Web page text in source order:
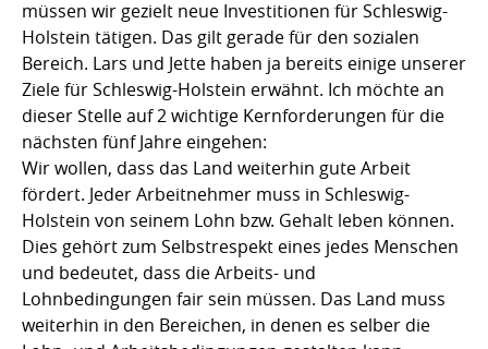
müssen wir gezielt neue Investitionen für Schleswig-
Holstein tätigen. Das gilt gerade für den sozialen
Bereich. Lars und Jette haben ja bereits einige unserer
Ziele für Schleswig-Holstein erwähnt. Ich möchte an
dieser Stelle auf 2 wichtige Kernforderungen für die
nächsten fünf Jahre eingehen:
Wir wollen, dass das Land weiterhin gute Arbeit
fördert. Jeder Arbeitnehmer muss in Schleswig-
Holstein von seinem Lohn bzw. Gehalt leben können.
Dies gehört zum Selbstrespekt eines jedes Menschen
und bedeutet, dass die Arbeits- und
Lohnbedingungen fair sein müssen. Das Land muss
weiterhin in den Bereichen, in denen es selber die